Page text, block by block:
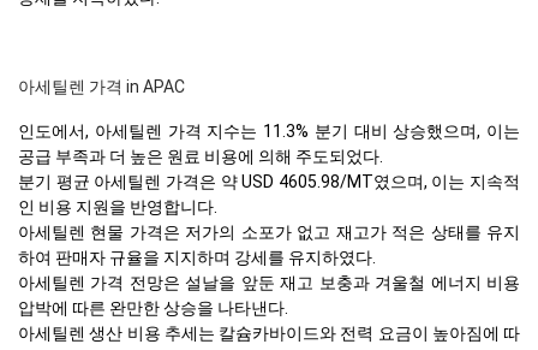
아세틸렌 가격 in APAC
인도에서, 아세틸렌 가격 지수는 11.3% 분기 대비 상승했으며, 이는
공급 부족과 더 높은 원료 비용에 의해 주도되었다.
분기 평균 아세틸렌 가격은 약 USD 4605.98/MT였으며, 이는 지속적
인 비용 지원을 반영합니다.
아세틸렌 현물 가격은 저가의 소포가 없고 재고가 적은 상태를 유지
하여 판매자 규율을 지지하며 강세를 유지하였다.
아세틸렌 가격 전망은 설날을 앞둔 재고 보충과 겨울철 에너지 비용
압박에 따른 완만한 상승을 나타낸다.
아세틸렌 생산 비용 추세는 칼슘카바이드와 전력 요금이 높아짐에 따